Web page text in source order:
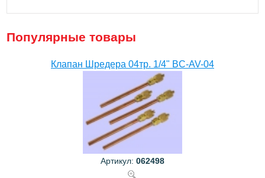
Популярные товары
Клапан Шредера 04тр. 1/4" BC-AV-04
Артикул: 062498